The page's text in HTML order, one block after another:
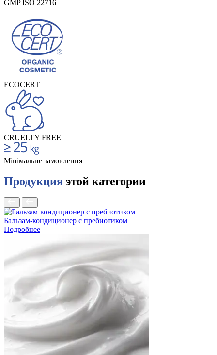
GMP ISO 22716
ECOCERT
CRUELTY FREE
Мінімальне замовлення
Продукция этой категории
Бальзам-кондиционер с пребиотиком
Подробнее